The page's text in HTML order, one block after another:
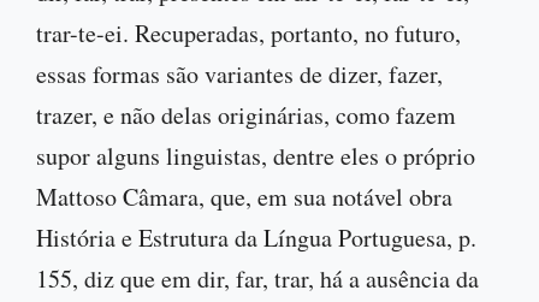
trar-te-ei. Recuperadas, portanto, no futuro,
essas formas são variantes de dizer, fazer,
trazer, e não delas originárias, como fazem
supor alguns linguistas, dentre eles o próprio
Mattoso Câmara, que, em sua notável obra
História e Estrutura da Língua Portuguesa, p.
155, diz que em dir, far, trar, há a ausência da